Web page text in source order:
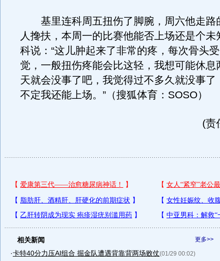
基里连科周五扭伤了脚腕，周六他走路
人搀扶，本周一的比赛他能否上场还是个未
科说：“这儿肿起来了非常的疼，每次骨头
觉，一般扭伤疼能会比这轻，我想可能休息
天就会没事了吧，我觉得过不多久就没事了
不定我还能上场。”（搜狐体育：SOSO）
(责
更多>>
相关新闻
·卡特40分力压AI组合 掘金队遭遇背靠背两场败仗(01/29 00:02)